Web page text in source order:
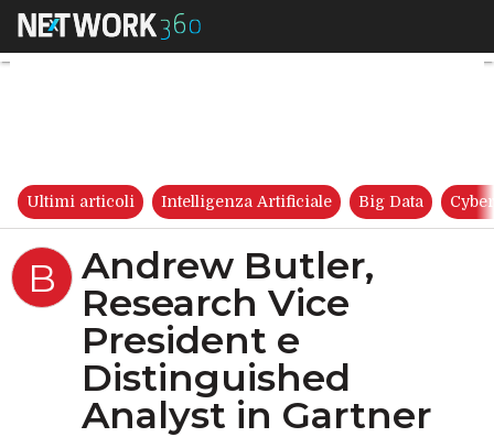
Andrew Butler, Research
Ultimi articoli Intelligenza Artificiale Big Data
B
Andrew Butler,
Research Vice
President e
Distinguished
Analyst in Gartner